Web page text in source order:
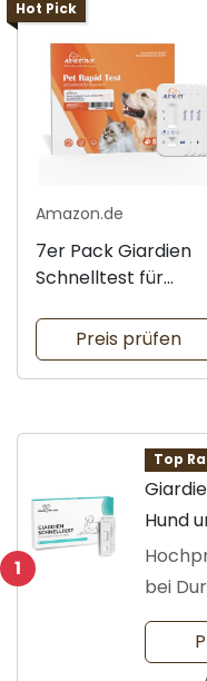
Hot Pick
Amazon.de
7er Pack Giardien
Schnelltest für
Preis prüfen
1
Top
Hund
bei